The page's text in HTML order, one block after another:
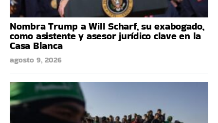
Nombra Trump a Will Scharf, su exabogado,
como asistente y asesor jurídico clave en la
Casa Blanca
agosto 9, 2026